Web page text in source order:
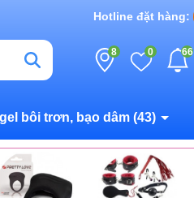
Hotline đặt hàng:
8 0 66
bôi trơn, bạo dâm (43)